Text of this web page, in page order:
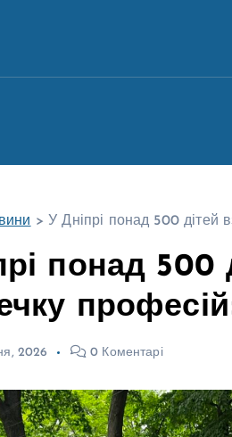
> У Дніпрі понад 500 дітей
понад 500
2026 0 Коментарі